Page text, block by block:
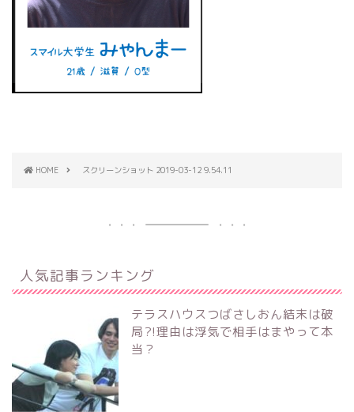
HOME スクリーンショット 2019-03-12 9.54.11
人気記事ランキング
テラスハウスつばさしおん結末は破
局?!理由は浮気で相手はまやって本
当？